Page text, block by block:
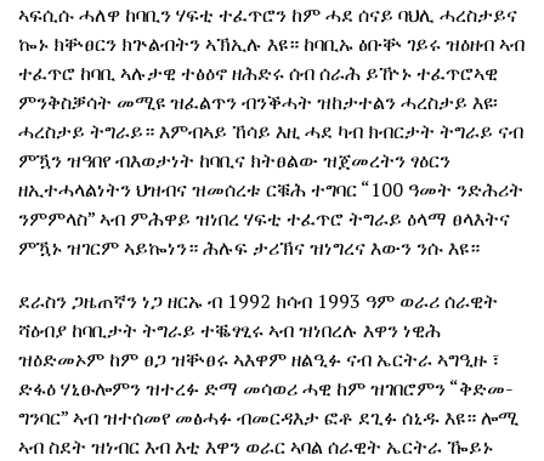
ኣፍሲሱ ሓለዋ ከባቢን ሃፍቲ ተፈጥሮን ከም ሓደ ሰናይ ባህሊ ሓረስታይና
ኰኑ ክቝፀርን ክጕልብትን ኣኽኢሉ እዩ። ከባቢኡ ፅቡቝ ገይሩ ዝዕዘብ ኣብ
ተፈጥሮ ከባቢ ኣሉታዊ ተፅዕኖ ዘሕድሩ ሰብ ሰራሕ ይዅኑ ተፈጥሮኣዊ
ምንቅስቓሳት መሚዩ ዝፈልጥን ብንቕሓት ዝከታተልን ሓረስታይ እዩ፡
ሓረስታይ ትግራይ። እምብኣይ ኸሳይ እዚ ሓደ ካብ ክብርታት ትግራይ ናብ
ምዃን ዝዓበየ ብእወታነት ከባቢና ክትፀልው ዝጀመረትን ፃዕርን
ዘኢተሓላልነትን ህዝብና ዝመሰረቱ ርቑሕ ተግባር “100 ዓመት ንድሕሪት
ንምምላስ” ኣብ ምሕዋይ ዝነበረ ሃፍቲ ተፈጥሮ ትግራይ ዕላማ ፀላእትና
ምዃኑ ዝገርም ኣይኰነን። ሕሉፍ ታሪኽና ዝነግረና እውን ንሱ እዩ።
ደራስን ጋዜጠኛን ነጋ ዘርኡ ብ 1992 ክሳብ 1993 ዓም ወራሪ ሰራዊት
ሻዕብያ ከባቢታት ትግራይ ተቘፃፂሩ ኣብ ዝነበረሉ እዋን ነዊሕ
ዝዕድመኦም ከም ፀጋ ዝቝፀሩ ኣእዋም ዘልዒፉ ናብ ኤርትራ ኣግዒዙ ፣
ድፋዕ ሃኒፁሎምን ዝተረፉ ድማ መሳወሪ ሓዊ ከም ዝገበሮምን “ቅድመ-
ግንባር” ኣብ ዝተሰመየ መፅሓፉ ብመርዳእታ ፎቶ ደጊፉ ሰኒዱ እዩ። ሎሚ
ኣብ ስደት ዝነብር እብ እቲ እዋን ወራር ኣባል ሰራዊት ኤርትራ ዀይኑ